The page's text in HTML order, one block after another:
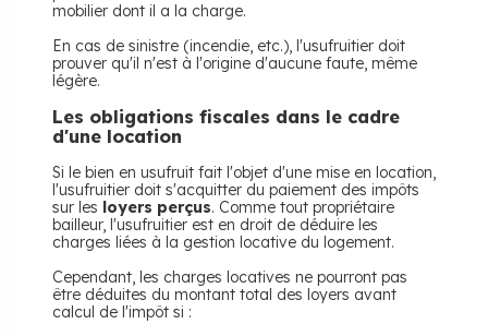
mobilier dont il a la charge.
En cas de sinistre (incendie, etc.), l'usufruitier doit
prouver qu'il n'est à l'origine d'aucune faute, même
légère.
Les obligations fiscales dans le cadre
d'une location
Si le bien en usufruit fait l'objet d'une mise en location,
l'usufruitier doit s'acquitter du paiement des impôts
sur les loyers perçus. Comme tout propriétaire
bailleur, l'usufruitier est en droit de déduire les
charges liées à la gestion locative du logement.
Cependant, les charges locatives ne pourront pas
être déduites du montant total des loyers avant
calcul de l'impôt si :